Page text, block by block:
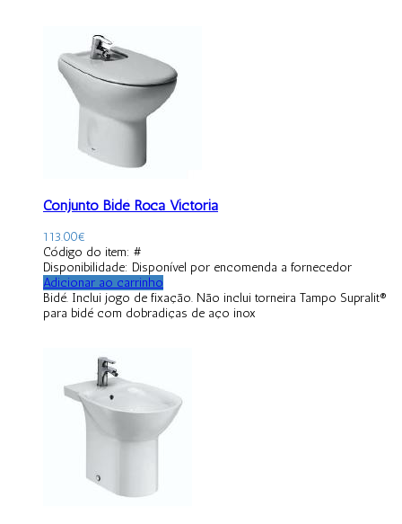
Conjunto Bidé Roca Victoria
113.00€
Código do item: #
Disponibilidade: Disponível por encomenda a fornecedor
Adicionar ao carrinho
Bidé. Inclui jogo de fixação. Não inclui torneira Tampo Supralit®
para bidé com dobradiças de aço inox